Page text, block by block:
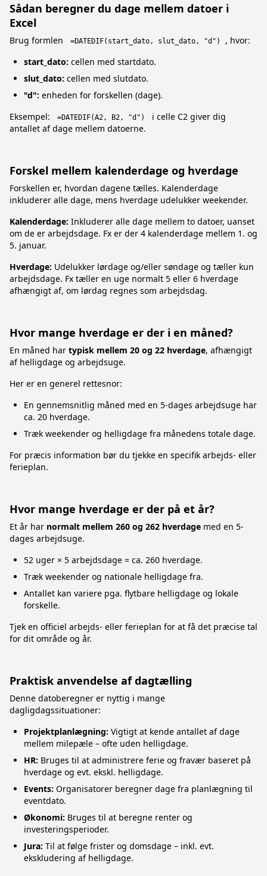
Sådan beregner du dage mellem datoer i
Excel
Brug formlen =DATEDIF(start_dato, slut_dato, "d")
, hvor:
start_dato: cellen med startdato.
slut_dato: cellen med slutdato.
"d": enheden for forskellen (dage).
Eksempel:
=DATEDIF(A2, B2, "d")
i celle C2 giver dig
antallet af dage mellem datoerne.
Forskel mellem kalenderdage og hverdage
Forskellen er, hvordan dagene tælles. Kalenderdage
inkluderer alle dage, mens hverdage udelukker weekender.
Kalenderdage: Inkluderer alle dage mellem to datoer, uanset
om de er arbejdsdage. Fx er der 4 kalenderdage mellem 1. og
5. januar.
Hverdage: Udelukker lørdage og/eller søndage og tæller kun
arbejdsdage. Fx tæller en uge normalt 5 eller 6 hverdage
afhængigt af, om lørdag regnes som arbejdsdag.
Hvor mange hverdage er der i en måned?
En måned har typisk mellem 20 og 22 hverdage, afhængigt
af helligdage og arbejdsuge.
Her er en generel rettesnor:
En gennemsnitlig måned med en 5-dages arbejdsuge har
ca. 20 hverdage.
Træk weekender og helligdage fra månedens totale dage.
For præcis information bør du tjekke en specifik arbejds- eller
ferieplan.
Hvor mange hverdage er der på et år?
Et år har normalt mellem 260 og 262 hverdage med en 5-
dages arbejdsuge.
52 uger × 5 arbejdsdage = ca. 260 hverdage.
Træk weekender og nationale helligdage fra.
Antallet kan variere pga. flytbare helligdage og lokale
forskelle.
Tjek en officiel arbejds- eller ferieplan for at få det præcise tal
for dit område og år.
Praktisk anvendelse af dagtælling
Denne datoberegner er nyttig i mange
dagligdagssituationer:
Projektplanlægning: Vigtigt at kende antallet af dage
mellem milepæle – ofte uden helligdage.
HR: Bruges til at administrere ferie og fravær baseret på
hverdage og evt. ekskl. helligdage.
Events: Organisatorer beregner dage fra planlægning til
eventdato.
Økonomi: Bruges til at beregne renter og
investeringsperioder.
Jura: Til at følge frister og domsdage – inkl. evt.
ekskludering af helligdage.